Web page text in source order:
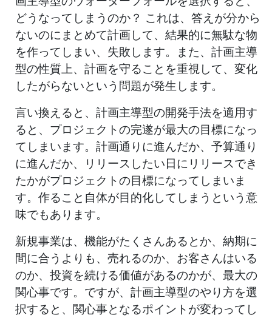
どうなってしまうのか？ これは、答えが分から
ないのにまとめて計画して、結果的に無駄な物
を作ってしまい、失敗します。また、計画主導
型の性質上、計画を守ることを重視して、変化
したがらないという問題が発生します。
言い換えると、計画主導型の開発手法を適用す
ると、プロジェクトの完遂が最大の目標になっ
てしまいます。計画通りに進んだか、予算通り
に進んだか、リリースしたい日にリリースでき
たかがプロジェクトの目標になってしまいま
す。作ること自体が目的化してしまうという意
味でもあります。
新規事業は、機能がたくさんあるとか、納期に
間に合うよりも、売れるのか、お客さんはいる
のか、投資を続ける価値があるのかが、最大の
関心事です。ですが、計画主導型のやり方を選
択すると、関心事となるポイントが変わってし